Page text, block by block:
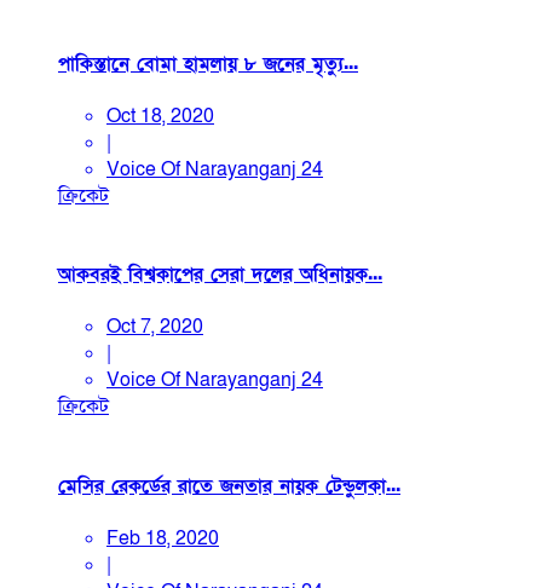
পাকিস্তানে বোমা হামলায় ৮ জনের মৃত্যু...
Oct 18, 2020
|
Voice Of Narayanganj 24
ক্রিকেট
আকবরই বিশ্বকাপের সেরা দলের অধিনায়ক...
Oct 7, 2020
|
Voice Of Narayanganj 24
ক্রিকেট
মেসির রেকর্ডের রাতে জনতার নায়ক টেন্ডুলকা...
Feb 18, 2020
|